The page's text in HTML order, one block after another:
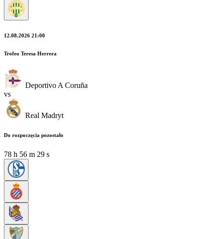
12.08.2026 21:00
Trofeo Teresa Herrera
Deportivo A Coruña
vs
Real Madryt
Do rozpoczęcia pozostało
78 h 56 m 28 s